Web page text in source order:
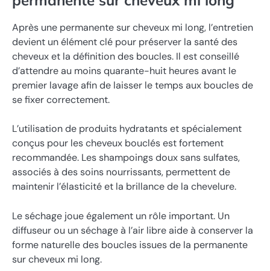
Après une permanente sur cheveux mi long, l’entretien
devient un élément clé pour préserver la santé des
cheveux et la définition des boucles. Il est conseillé
d’attendre au moins quarante-huit heures avant le
premier lavage afin de laisser le temps aux boucles de
se fixer correctement.
L’utilisation de produits hydratants et spécialement
conçus pour les cheveux bouclés est fortement
recommandée. Les shampoings doux sans sulfates,
associés à des soins nourrissants, permettent de
maintenir l’élasticité et la brillance de la chevelure.
Le séchage joue également un rôle important. Un
diffuseur ou un séchage à l’air libre aide à conserver la
forme naturelle des boucles issues de la permanente
sur cheveux mi long.